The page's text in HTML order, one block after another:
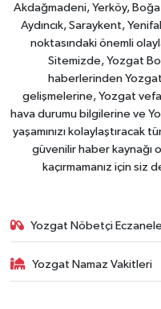
Akdağmadeni, Yerköy,
Aydıncık, Saraykent,
noktasındaki önemli
Sitemizde, Yozgat
haberlerinden
gelişmelerine, Yozgat
hava durumu bilgilerine ve
yaşamınızı kolaylaştıracak
güvenilir haber kaynağı
kaçırmamanız için siz
Yozgat Nöbetçi
Yozgat Namaz Vakitleri